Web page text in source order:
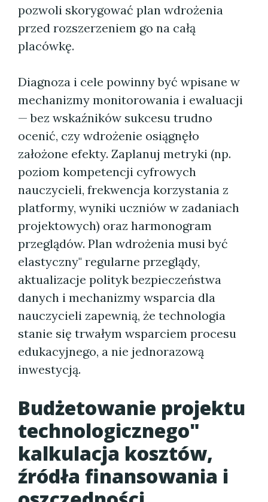
pozwoli skorygować plan wdrożenia
przed rozszerzeniem go na całą
placówkę.
Diagnoza i cele powinny być wpisane w
mechanizmy monitorowania i ewaluacji
— bez wskaźników sukcesu trudno
ocenić, czy wdrożenie osiągnęło
założone efekty. Zaplanuj metryki (np.
poziom kompetencji cyfrowych
nauczycieli, frekwencja korzystania z
platformy, wyniki uczniów w zadaniach
projektowych) oraz harmonogram
przeglądów. Plan wdrożenia musi być
elastyczny" regularne przeglądy,
aktualizacje polityk bezpieczeństwa
danych i mechanizmy wsparcia dla
nauczycieli zapewnią, że technologia
stanie się trwałym wsparciem procesu
edukacyjnego, a nie jednorazową
inwestycją.
Budżetowanie projektu
technologicznego"
kalkulacja kosztów,
źródła finansowania i